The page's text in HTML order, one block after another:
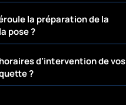
la préparation de la
pose ?
d’intervention de vos
?